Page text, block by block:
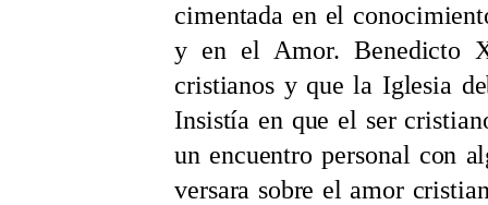
cimentada en el
y en el Amor. Benedicto
cristianos y que la Iglesia
Insistía en que el ser
un encuentro personal con
versara sobre el amor